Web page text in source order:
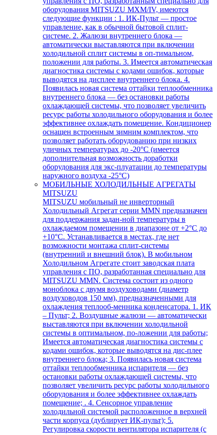
оборудования MITSUZU MXM/IV, имеются
следующие функции : 1. ИК-Пульт — простое
управление, как в обычной бытовой сплит-
системе. 2. Жалюзи внутреннего блока —
автоматически выставляются при включении
холодильной сплит системы в оп-тимальном,
положении для работы. 3. Имеется автоматическая
диагностика системы с кодами ошибок, которые
выводятся на дисплее внутреннего блока. 4.
Появилась новая система оттайки теплообменника
внутреннего блока — без остановки работы
охлаждающей системы, что позволяет увеличить
ресурс работы холодильного оборудования и более
эффективнее охлаждать помещение. Кондиционер
оснащен встроенным зимним комплектом, что
позволяет работать оборудованию при низких
уличных температурах до -20°С (имеется
дополнительная возможность доработки
оборудования для экс-плуатации до температуры
наружного воздуха -25°С)
МОБИЛЬНЫЕ ХОЛОДИЛЬНЫЕ АГРЕГАТЫ
MITSUZU
MITSUZU мобильный не инверторный
Холодильный Агрегат серии MMN предназначен
для поддержания задан-ной температуры в
охлаждаемом помещении в диапазоне от +2°С до
+10°С. Устанавливается в местах, где нет
возможности монтажа сплит-системы
(внутренний и внешний блок). В мобильном
Холодильном Агрегате стоит заводская плата
управления с ПО, разработанная специально для
MITSUZU MMN. Система состоит из одного
моноблока с двумя воздуховодами (диаметр
воздуховодов 150 мм), предназначенными для
охлаждения теплооб-менника конденсатора. 1. ИК
– Пульт; 2. Воздушные жалюзи — автоматически
выставляются при включении холодильной
системы в оптимальном, по-ложении для работы;
Имеется автоматическая диагностика системы с
кодами ошибок, которые выводятся на дис-плее
внутреннего блока; 3. Появилась новая система
оттайки теплообменника испарителя — без
остановки работы охлаждающей системы, что
позволяет увеличить ресурс работы холодильного
оборудования и более эффективнее охлаждать
помещение; . 4. Сенсорное управление
холодильной системой расположенное в верхней
части корпуса (дублирует ИК-пульт); 5.
Регулировка скорости вентилятора испарителя (с